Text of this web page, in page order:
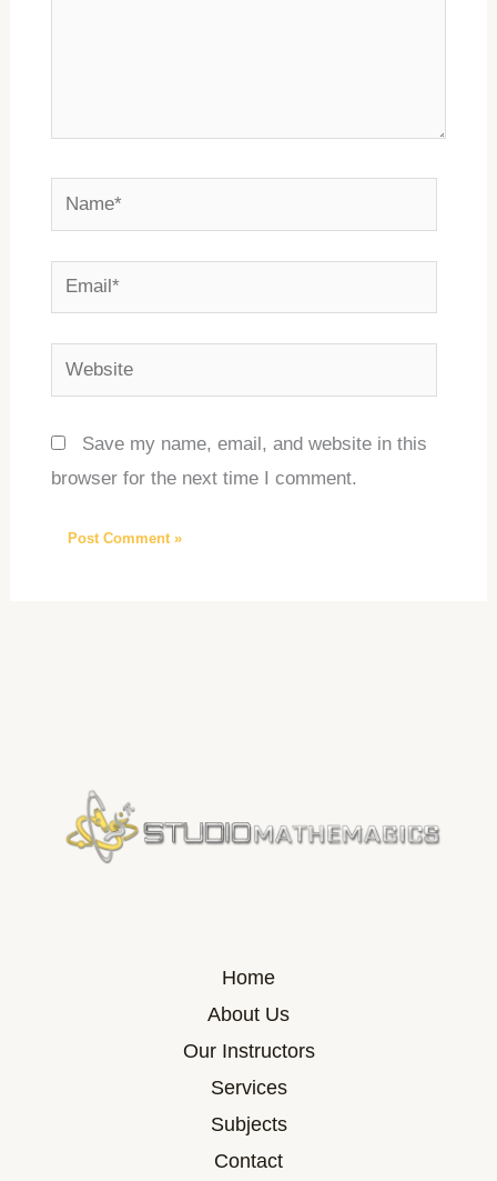
Name*
Email*
Website
Save my name, email, and website in this
browser for the next time I comment.
Home
About Us
Our Instructors
Services
Subjects
Contact